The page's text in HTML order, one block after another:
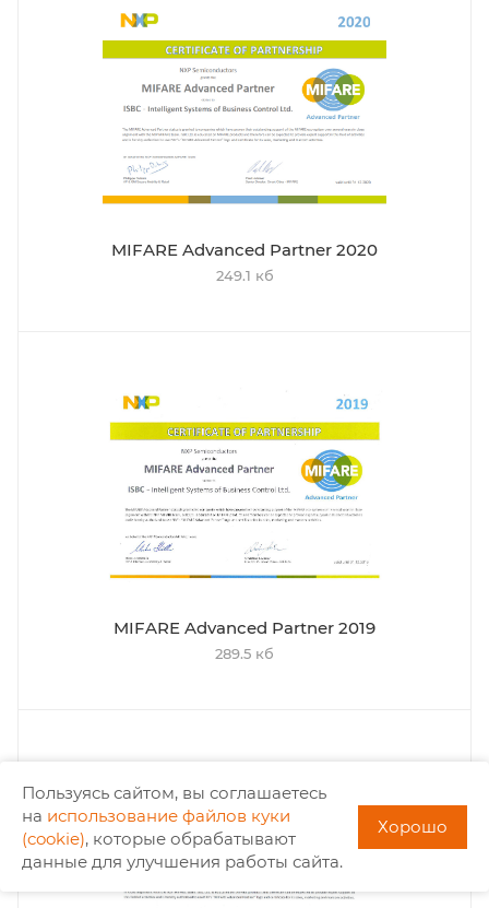
MIFARE Advanced Partner 2020
249.1 кб
MIFARE Advanced Partner 2019
289.5 кб
Пользуясь сайтом, вы соглашаетесь
на использование файлов куки
(cookie), которые обрабатывают
данные для улучшения работы сайта.
Хорошо